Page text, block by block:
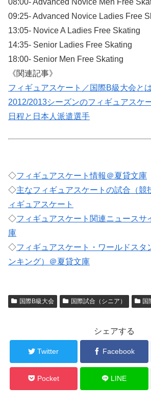
08:00- Advanced Novice Men Free
09:25- Advanced Novice Ladies Free
13:05- Novice A Ladies Free Skating
14:35- Senior Ladies Free Skating
18:00- Senior Men Free Skating
《関連記事》
フィギュアスケート／国際B級大会と
2012/2013シーズンのフィギュアスケ
日程と日本人派遣選手
◇フィギュアスケート情報＠夏貸文庫
◇主なフィギュアスケートの試合（競
ィギュアスケート
◇フィギュアスケート関連ニュースサ
庫
◇フィギュアスケート・ワールドスタ
ンキング）＠夏貸文庫
国際B級大会 国際試合（シニア） 国
シェアする
Twitter Facebook
Pocket LINE